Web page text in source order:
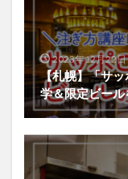
2023年12月22日
【札幌】「サ
学＆限定ビー